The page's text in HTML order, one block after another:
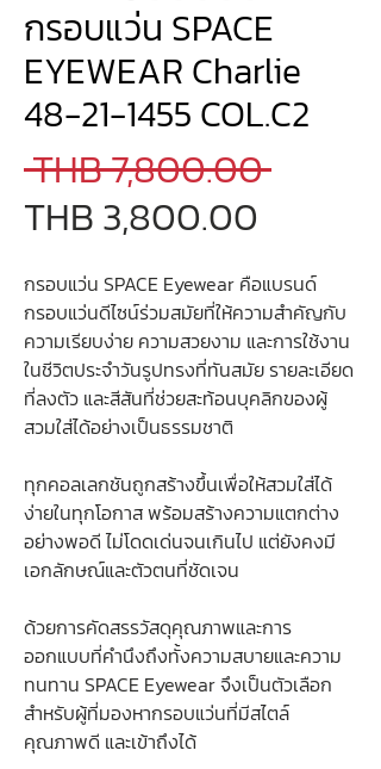
กรอบแว่น SPACE
EYEWEAR Charlie
48-21-1455 COL.C2
THB 7,800.00 Regular
THB 3,800.00
Price
กรอบแว่น SPACE Eyewear คือแบรนด์
กรอบแว่นดีไซน์ร่วมสมัยที่ให้ความสำคัญกับ
ความเรียบง่าย ความสวยงาม และการใช้งาน
ในชีวิตประจำวันรูปทรงที่ทันสมัย รายละเอียด
ที่ลงตัว และสีสันที่ช่วยสะท้อนบุคลิกของผู้
สวมใส่ได้อย่างเป็นธรรมชาติ
ทุกคอลเลกชันถูกสร้างขึ้นเพื่อให้สวมใส่ได้
ง่ายในทุกโอกาส พร้อมสร้างความแตกต่าง
อย่างพอดี ไม่โดดเด่นจนเกินไป แต่ยังคงมี
เอกลักษณ์และตัวตนที่ชัดเจน
ด้วยการคัดสรรวัสดุคุณภาพและการ
ออกแบบที่คำนึงถึงทั้งความสบายและความ
ทนทาน SPACE Eyewear จึงเป็นตัวเลือก
สำหรับผู้ที่มองหากรอบแว่นที่มีสไตล์
คุณภาพดี และเข้าถึงได้